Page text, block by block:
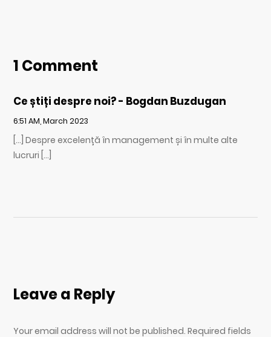
1 Comment
Ce știți despre noi? - Bogdan Buzdugan
6:51 AM, March 2023
[…] Despre excelență în management și în multe alte
lucruri […]
Leave a Reply
Your email address will not be published. Required fields